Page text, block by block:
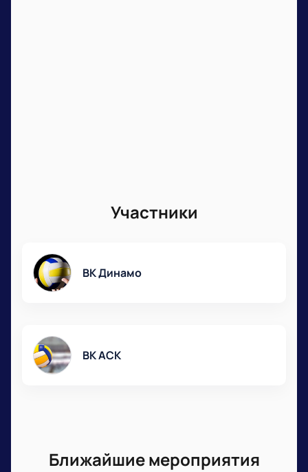
Участники
ВК Динамо
ВК АСК
Ближайшие мероприятия